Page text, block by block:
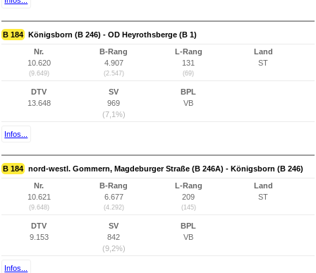
B 184 Königsborn (B 246) - OD Heyrothsberge (B 1)
Nr.
10.620
(9.649)
B-Rang
4.907
(2.547)
L-Rang
131
(69)
Land
ST
DTV
13.648
SV
969
(7,1%)
BPL
VB
Infos...
B 184 nord-westl. Gommern, Magdeburger Straße (B 246A) - Königsborn (B 246)
Nr.
10.621
(9.648)
B-Rang
6.677
(4.292)
L-Rang
209
(145)
Land
ST
DTV
9.153
SV
842
(9,2%)
BPL
VB
Infos...